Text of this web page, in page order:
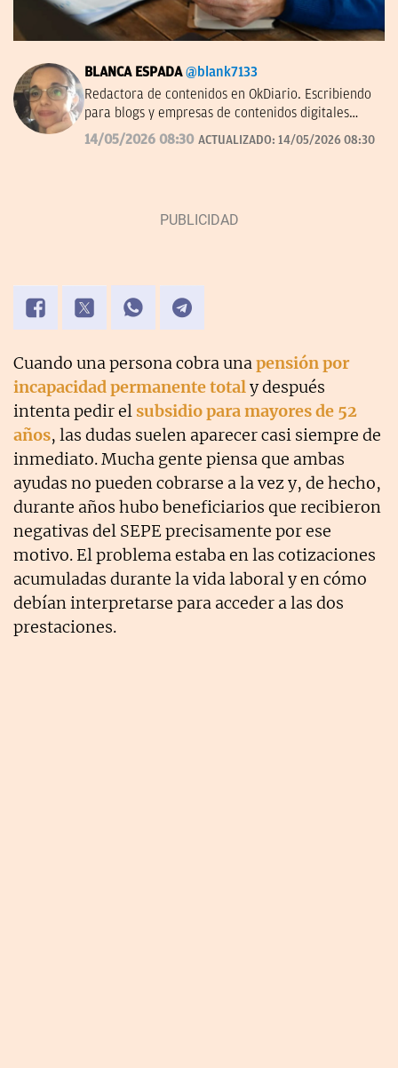
BLANCA ESPADA @blank7133
Redactora de contenidos en OkDiario. Escribiendo
para blogs y empresas de contenidos digitales
desde 2007.
14/05/2026 08:30 ACTUALIZADO: 14/05/2026 08:30
Cuando una persona cobra unapensión por
incapacidad permanente totaly después
intenta pedir el subsidio para mayores de 52
años, las dudas suelen aparecer casi siempre de
inmediato. Mucha gente piensa que ambas
ayudas no pueden cobrarse a la vez y, de hecho,
durante años hubo beneficiarios que recibieron
negativas del SEPE precisamente por ese
motivo. El problema estaba en las cotizaciones
acumuladas durante la vida laboral y en cómo
debían interpretarse para acceder a las dos
prestaciones.